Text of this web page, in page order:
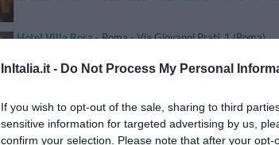
InItalia.it - Do Not Process My Personal
If you wish to opt-out of the sale, sharing to third
sensitive information for targeted advertising by us,
confirm your selection. Please note that after your
Hotel Villa Rosa- Roma - Via Giovanni Prati, 1 (Roma)
"L'Hotel Villa Rosa è una piccola struttura a conduzione